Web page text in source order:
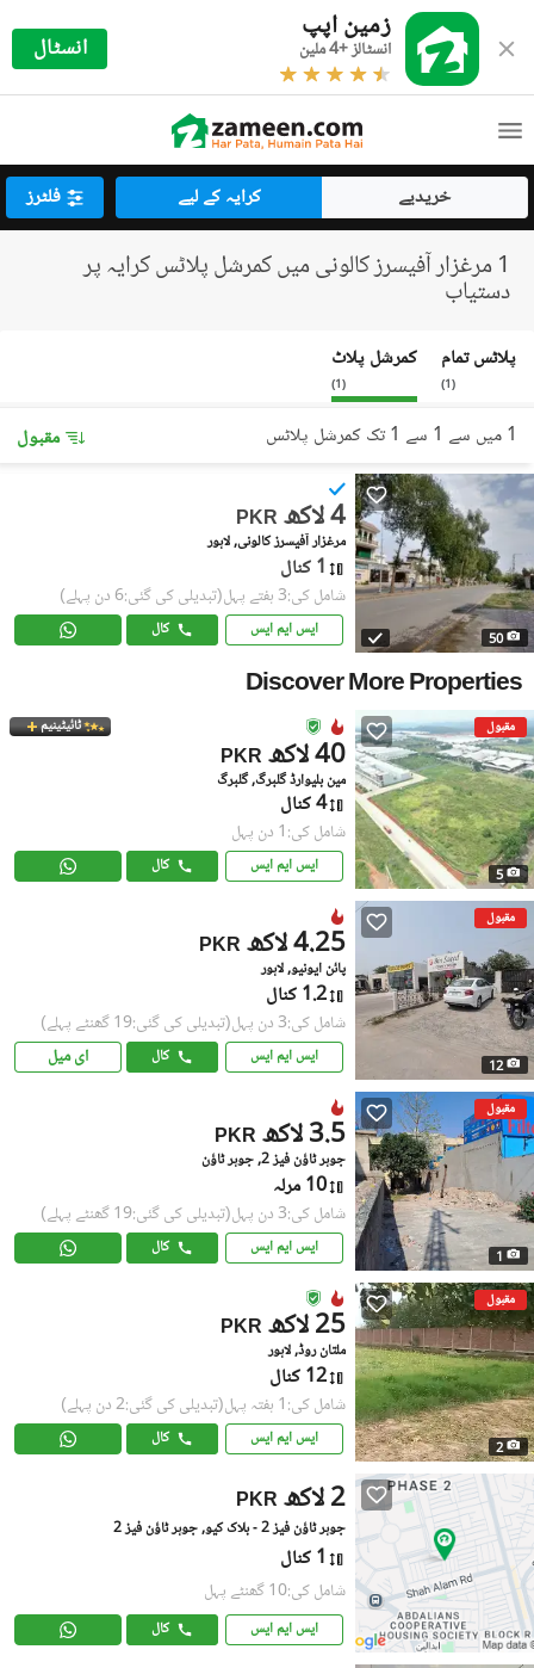
زمین اپپ
انسٹالز +4 ملین انسٹال
خریدیے کرایہ کے لیے فلٹرز
1 مرغزار آفیسرز کالونی میں کمرشل پلاٹس کرایہ پر
دستیاب
پلاٹس تمام
(
1
)
کمرشل پلاٹ
(
1
)
1 میں سے 1 سے 1 تک کمرشل پلاٹس مقبول
50
PKR 4 لاکھ
مرغزار آفیسرز کالونی, لاہور
1 کنال
شامل کی:3 ہفتے پہل (تبدیلی کی گئی:6 دن پہلے)
ایس ایم ایس کال
Discover More Properties
مقبول
5
ٹائیٹینیم
PKR 40 لاکھ
مین بلیوارڈ گلبرگ, گلبرگ
4 کنال
شامل کی:1 دن پہل
ایس ایم ایس کال
مقبول
12
PKR 4.25 لاکھ
پائن ایونیو, لاہور
1.2 کنال
شامل کی:3 دن پہل (تبدیلی کی گئی:19 گھنٹے پہلے)
ایس ایم ایس کال ای میل
مقبول
1
PKR 3.5 لاکھ
جوہر ٹاؤن فیز 2, جوہر ٹاؤن
10 مرلہ
شامل کی:3 دن پہل (تبدیلی کی گئی:19 گھنٹے پہلے)
ایس ایم ایس کال
مقبول
2
PKR 25 لاکھ
ملتان روڈ, لاہور
12 کنال
شامل کی:1 ہفتہ پہل (تبدیلی کی گئی:2 دن پہلے)
ایس ایم ایس کال
PKR 2 لاکھ
جوہر ٹاؤن فیز 2 - بلاک کیو, جوہر ٹاؤن فیز 2
1 کنال
شامل کی:10 گھنٹے پہل
ایس ایم ایس کال